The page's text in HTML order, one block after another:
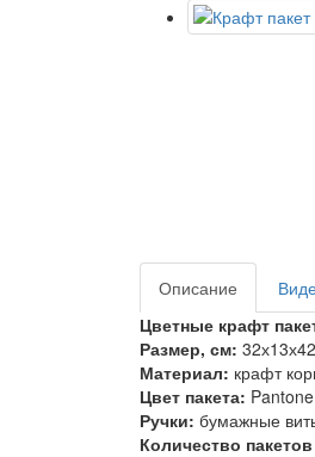
Описание
Цветные крафт
Размер, см:
Материал: крафт
Цвет пакета:
Ручки: бумажные
Количество